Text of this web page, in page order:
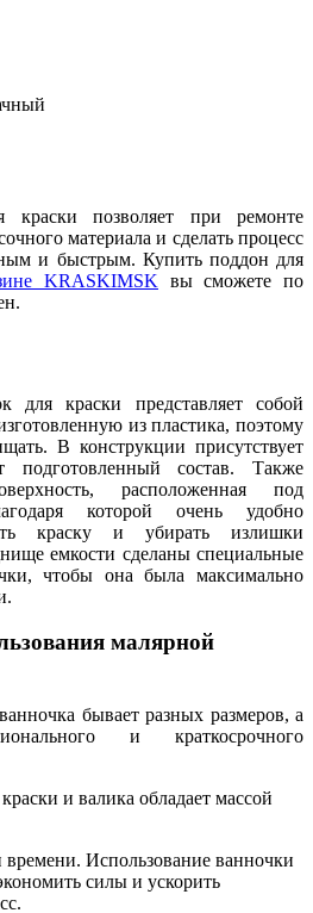
краски позволяет при ремонте
материала и сделать процесс
и быстрым. Купить поддон для
KRASKIMSK вы сможете по
для краски представляет собой
из пластика, поэтому
В конструкции присутствует
подготовленный состав. Также
расположенная под
которой очень удобно
краску и убирать излишки
емкости сделаны специальные
чтобы она была максимально
малярной
бывает разных размеров, а
и краткосрочного
и валика обладает массой
Использование ванночки
силы и ускорить